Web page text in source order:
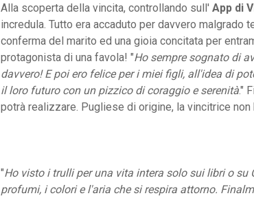
Alla scoperta della vincita, controllando sull' App di
incredula. Tutto era accaduto per davvero
conferma del marito ed una gioia concitata per
protagonista di una favola! "Ho sempre sognato di
davvero! E poi ero felice per i miei figli, all'idea di
il loro futuro con un pizzico di coraggio e serenità."
potrà realizzare. Pugliese di origine, la vincitrice
"Ho visto i trulli per una vita intera solo sui libri o su
profumi, i colori e l'aria che si respira attorno.